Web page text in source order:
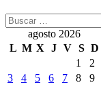
Buscar:
agosto 2026
L M X J V S D
1
2
3
4 5 6 7 8
9